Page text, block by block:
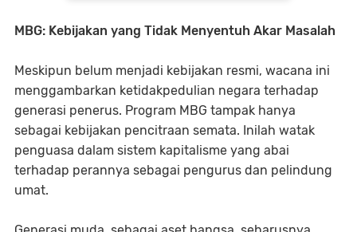
MBG: Kebijakan yang Tidak Menyentuh Akar Masalah
Meskipun belum menjadi kebijakan resmi, wacana ini
menggambarkan ketidakpedulian negara terhadap
generasi penerus. Program MBG tampak hanya
sebagai kebijakan pencitraan semata. Inilah watak
penguasa dalam sistem kapitalisme yang abai
terhadap perannya sebagai pengurus dan pelindung
umat.